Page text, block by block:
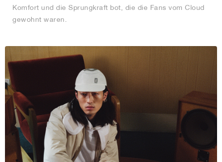
Komfort und die Sprungkraft bot, die die Fans vom Cloud
gewohnt waren.